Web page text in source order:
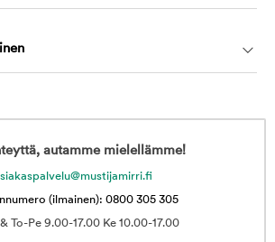
autamme mielellämme!
(ilmainen): 0800 305 305
To-Pe 9.00-17.00 Ke 10.00-17.00